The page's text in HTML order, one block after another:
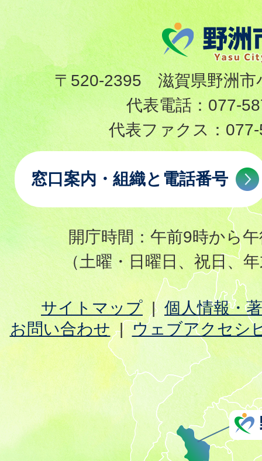
〒520-2395 滋賀県野洲市
代表電話： 077-
代表ファクス：
窓口案内・組織と電話番号
開庁時間：午前9時から
（土曜・日曜日、祝日、
サイトマップ
個人情報・
お問い合わせ
ウェブアクセシ